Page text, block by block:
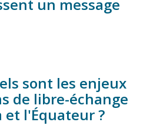
un message
sont les enjeux
de libre-échange
et l'Équateur ?